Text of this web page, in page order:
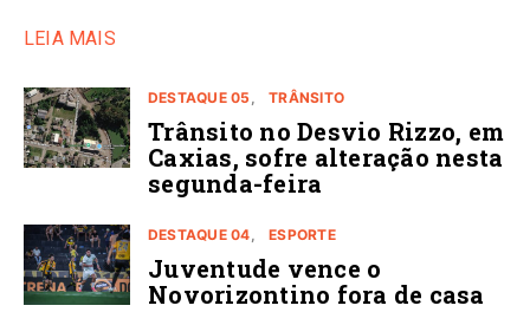
LEIA MAIS
DESTAQUE 05 TRÂNSITO
Trânsito no Desvio Rizzo, em
Caxias, sofre alteração nesta
segunda-feira
DESTAQUE 04 ESPORTE
Juventude vence o
Novorizontino fora de casa